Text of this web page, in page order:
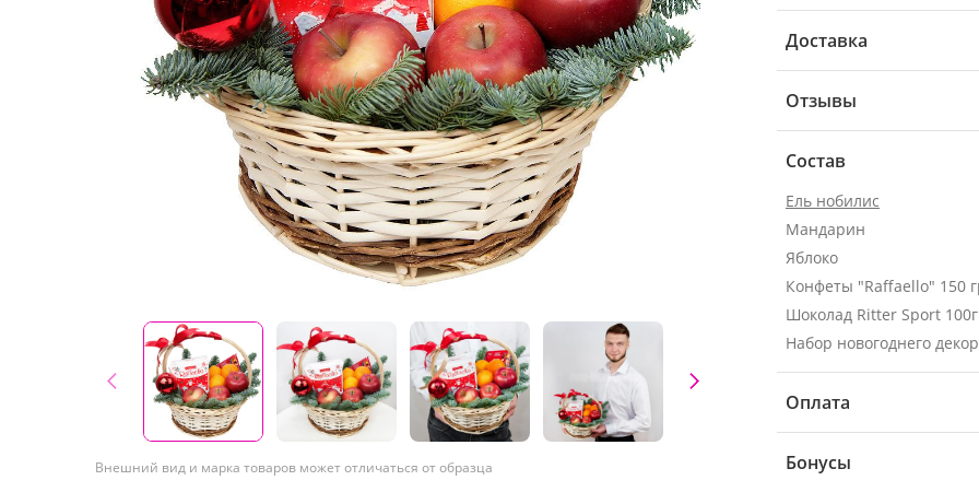
Внешний вид и марка товаров может отличаться от образца
Доставка
Отзывы
Состав
Ель нобилис
Мандарин
Яблоко
Конфеты "Raffaello" 150
Шоколад Ritter Sport 100г
Набор новогоднего
Оплата
Бонусы